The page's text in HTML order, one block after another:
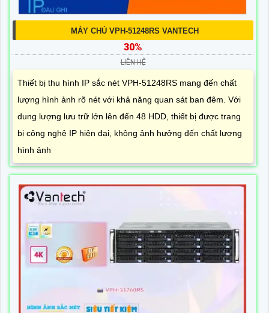
MÁY CHỦ VPH-51248RS VANTECH
30%
LIÊN HỆ
Thiết bị thu hình IP sắc nét VPH-51248RS mang đến chất
lượng hình ảnh rõ nét với khả năng quan sát ban đêm. Với
dung lượng lưu trữ lớn lên đến 48 HDD, thiết bị được trang
bị công nghệ IP hiện đại, không ảnh hưởng đến chất lượng
hình ảnh